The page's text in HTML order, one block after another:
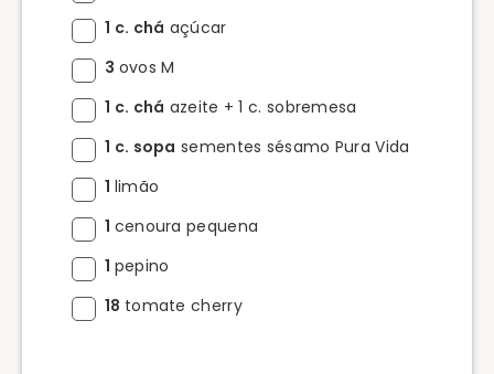
1 c. chá açúcar
3 ovos M
1 c. chá azeite + 1 c. sobremesa
1 c. sopa sementes sésamo Pura Vida
1 limão
1 cenoura pequena
1 pepino
18 tomate cherry